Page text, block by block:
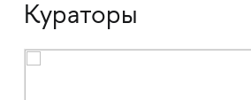
Кураторы